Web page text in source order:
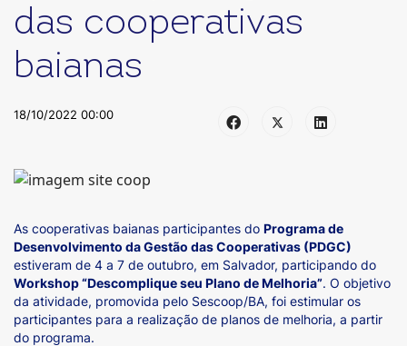
das cooperativas
baianas
18/10/2022 00:00
As cooperativas baianas participantes do Programa de
Desenvolvimento da Gestão das Cooperativas (PDGC)
estiveram de 4 a 7 de outubro, em Salvador, participando do
Workshop “Descomplique seu Plano de Melhoria”. O objetivo
da atividade, promovida pelo Sescoop/BA, foi estimular os
participantes para a realização de planos de melhoria, a partir
do programa.